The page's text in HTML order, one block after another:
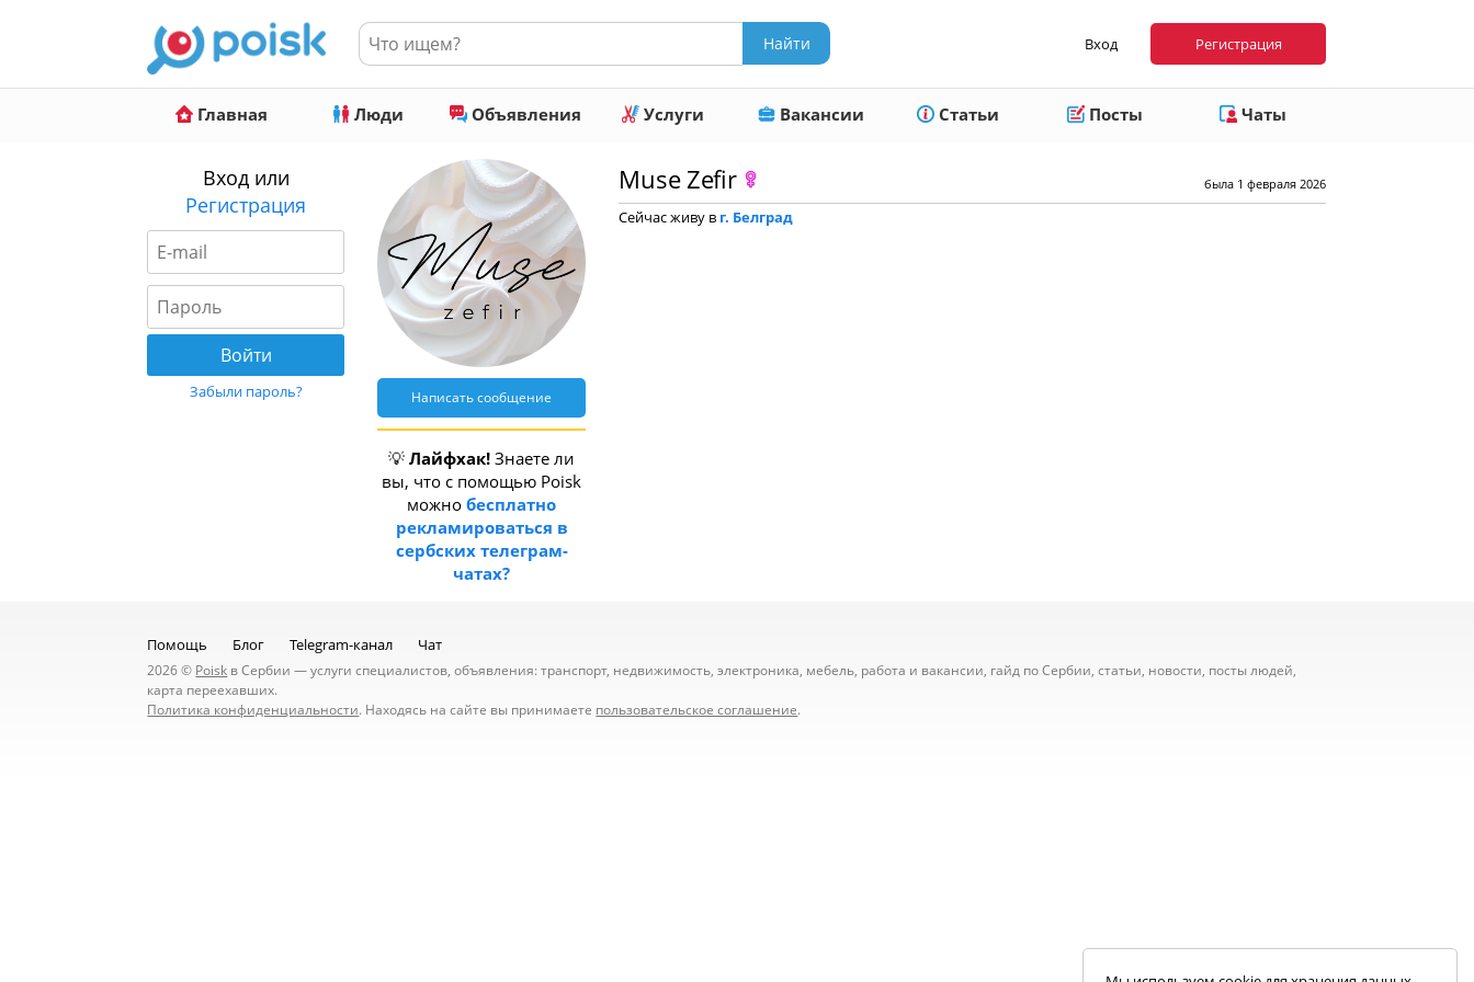
Вход Регистрация
Главная Люди Объявления Услуги Вакансии Статьи Посты Чаты
Вход или
Регистрация
Забыли пароль? Написать сообщение
💡Лайфхак! Знаете ли
вы, что с помощью Poisk
можнобесплатно
рекламироваться в
сербских телеграм-
чатах?
была 1 февраля 2026
Muse Zefir
Сейчас живу в г. Белград
Помощь Блог Telegram-канал Чат
2026 © Poisk в Сербии — услуги специалистов, объявления: транспорт, недвижимость, электроника, мебель, работа и вакансии, гайд по Сербии, статьи, новости, посты людей,
карта переехавших.
Политика конфиденциальности. Находясь на сайте вы принимаете пользовательское соглашение.